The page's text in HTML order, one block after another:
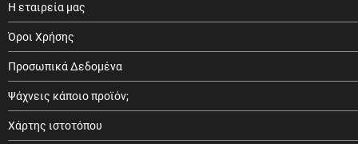
Η εταιρεία μας
Όροι Χρήσης
Προσωπικά Δεδομένα
Ψάχνεις κάποιο προϊόν;
Χάρτης ιστοτόπου